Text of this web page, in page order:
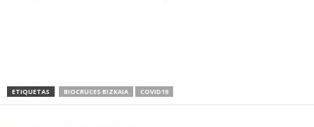
ETIQUETAS BIOCRUCES BIZKAIA COVID19